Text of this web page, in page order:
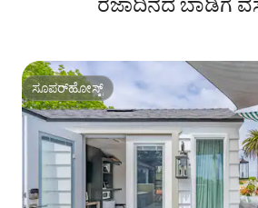
ಸೂಪರ್‌ಹೋಸ್ಟ್
ಸೂಪರ್‌ಹೋಸ್ಟ್